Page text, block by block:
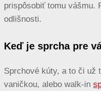
prispôsobiť tomu vášmu.
odlišnosti.
Keď je sprcha pre
Sprchové kúty, a to či už
vaničkou, alebo walk-in